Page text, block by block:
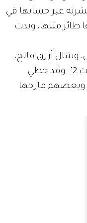
الفيديو الذي نشرته عبر حسابها في
مثلها، وبدت
وشال أرزق فاتح،
وعلقت على الفيديو بقولها: "نصور في أحد أجمل الأماكن مسلسل للموت 2". وقد حظي
وبعضهم مازحها